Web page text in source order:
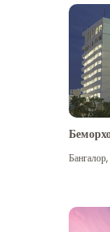
Бангалор,